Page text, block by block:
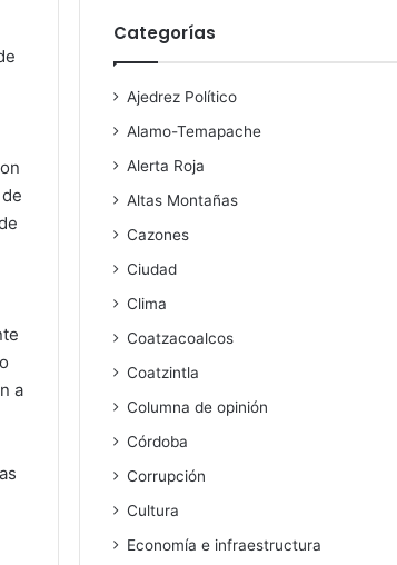
a
Categorías
Ajedrez Político
Alamo-Temapache
Alerta Roja
Altas Montañas
Cazones
Ciudad
Clima
Coatzacoalcos
Coatzintla
Columna de opinión
Córdoba
Corrupción
Cultura
Economía e infraestructura